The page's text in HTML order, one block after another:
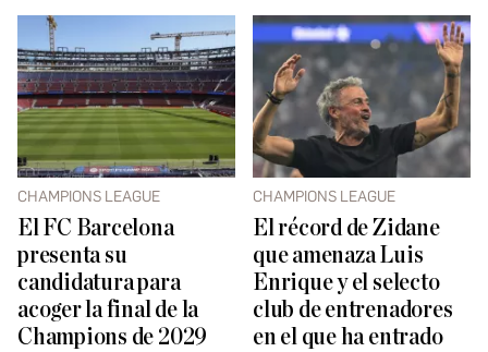
CHAMPIONS LEAGUE
El FC Barcelona
presenta su
candidatura para
acoger la final de la
Champions de 2029
CHAMPIONS LEAGUE
El récord de Zidane
que amenaza Luis
Enrique y el selecto
club de entrenadores
en el que ha entrado